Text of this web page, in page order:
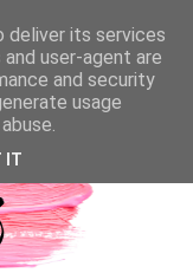
deliver its services
user-agent are
and security
usage
IT